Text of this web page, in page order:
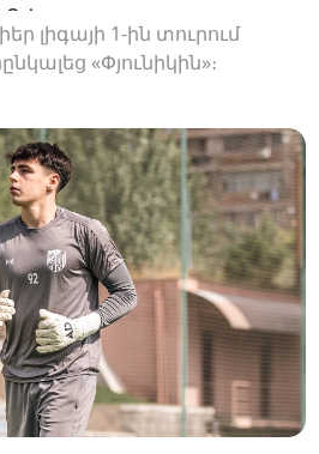
լիգայի 1-ին տուրում
«Փյունիկին»։